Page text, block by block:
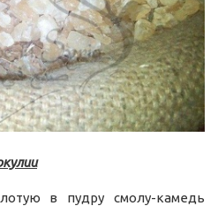
в пудру смолу-камедь